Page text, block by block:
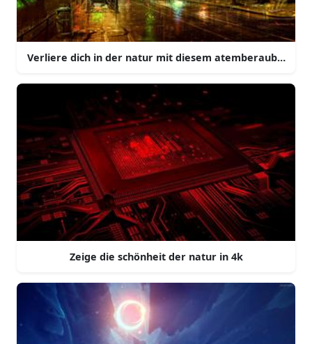
Verliere dich in der natur mit diesem atemberaubenden
Zeige die schönheit der natur in 4k